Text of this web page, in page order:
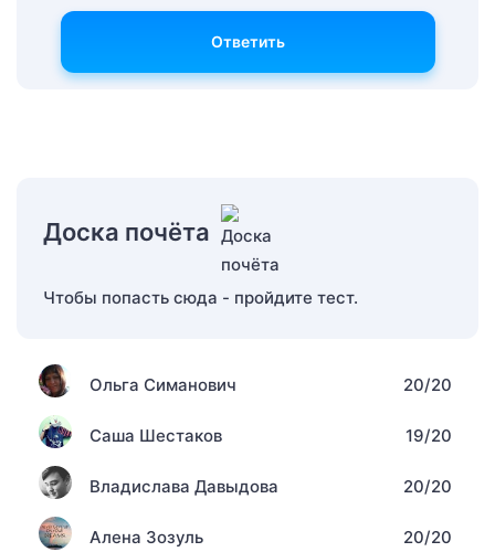
Ответить
Доска почёта
Чтобы попасть сюда - пройдите тест.
Ольга Симанович 20/20
Саша Шестаков 19/20
Владислава Давыдова 20/20
Алена Зозуль 20/20